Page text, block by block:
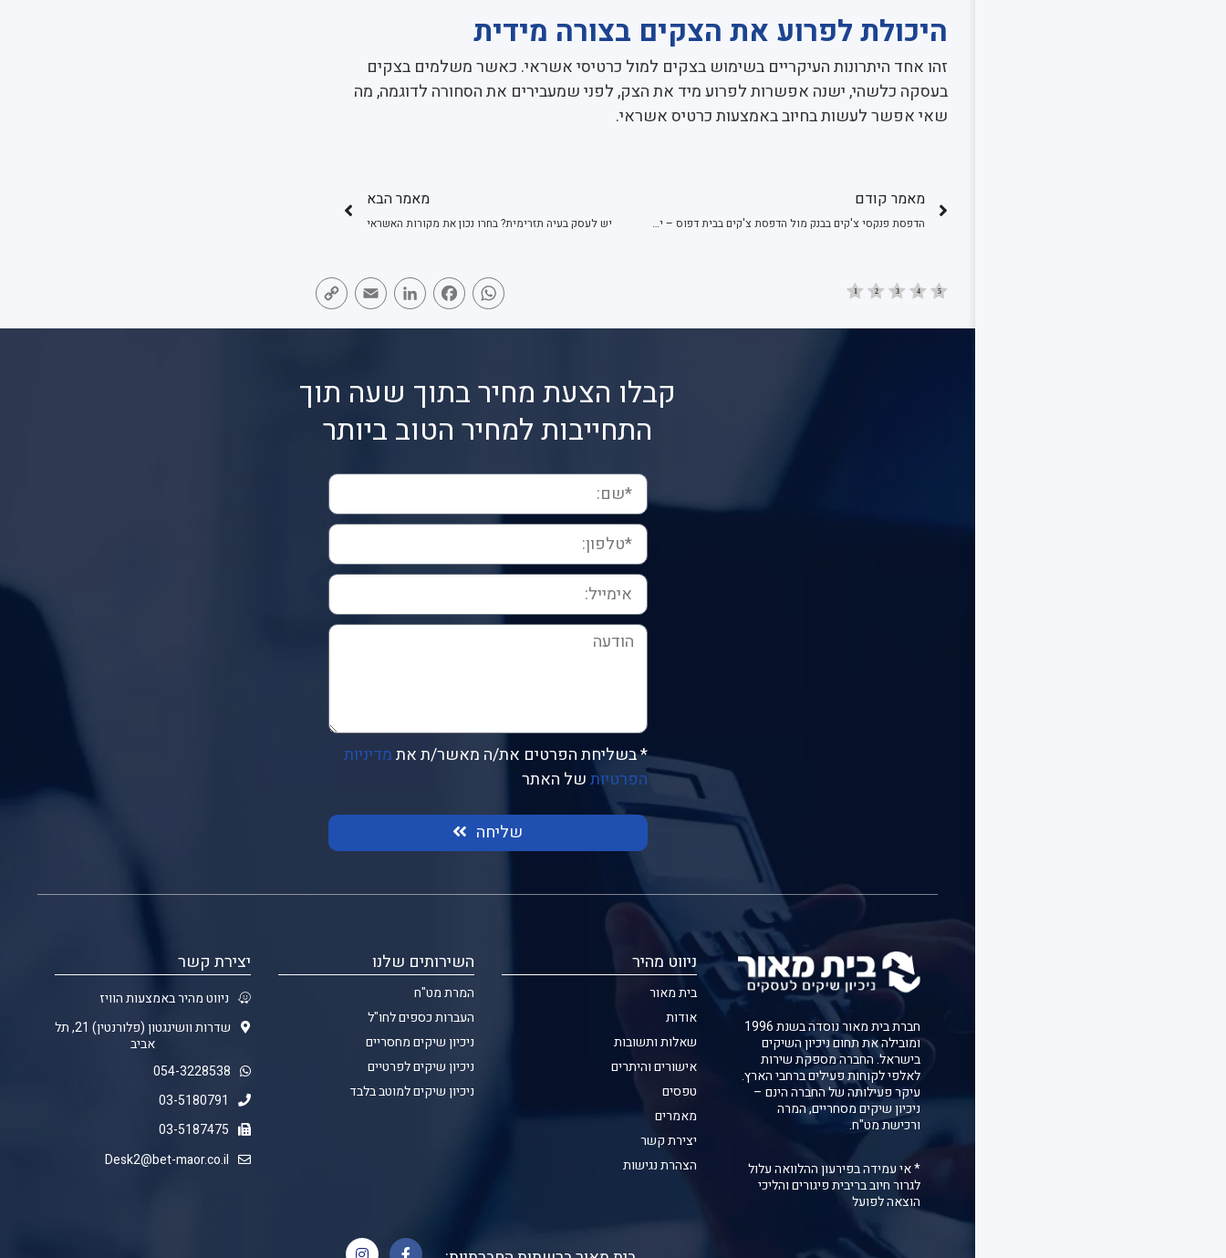
היכולת לפרוע את הצקים בצורה מידית
זהו אחד היתרונות העיקריים בשימוש בצקים למול כרטיסי אשראי. כאשר משלמים בצקים
בעסקה כלשהי, ישנה אפשרות לפרוע מיד את הצק, לפני שמעבירים את הסחורה לדוגמה, מה
שאי אפשר לעשות בחיוב באמצעות כרטיס אשראי.
מאמר קודם
הדפסת פנקסי צ'קים בבנק מול הדפסת צ'קים בבית דפוס – יתרונות וחסרונות
מאמר הבא
יש לעסק בעיה תזרימית? בחרו נכון את מקורות האשראי
WhatsApp
Facebook
LinkedIn
Email
קבלו הצעת מחיר בתוך שעה תוך
התחייבות למחיר הטוב ביותר
* בשליחת הפרטים את/ה מאשר/ת אתמדיניות
הפרטיותשל האתר
שליחה
חברת בית מאור נוסדה בשנת 1996
ומובילה את תחום ניכיון השיקים
בישראל. החברה מספקת שירות
לאלפי לקוחות פעילים ברחבי הארץ.
עיקר פעילותה של החברה הינם –
ניכיון שיקים מסחריים, המרה
ורכישת מט"ח.
* אי עמידה בפירעון ההלוואה עלול
לגרור חיוב בריבית פיגורים והליכי
הוצאה לפועל
ניווט מהיר
בית מאור
אודות
שאלות ותשובות
אישורים והיתרים
טפסים
מאמרים
יצירת קשר
הצהרת נגישות
השירותים שלנו
המרת מט"ח
העברות כספים לחו"ל
ניכיון שיקים מחסריים
ניכיון שיקים לפרטיים
ניכיון שיקים למוטב בלבד
יצירת קשר
ניווט מהיר באמצעות הוויז
שדרות וושינגטון (פלורנטין) 21, תל
אביב
054-3228538
03-5180791
03-5187475
Desk2@bet-maor.co.il